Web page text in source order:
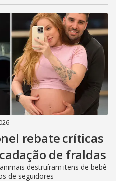
rebate críticas
de fraldas
destruíram itens de bebê
de seguidores